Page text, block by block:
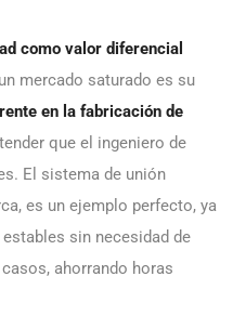
como valor diferencial
mercado saturado es su
en la fabricación de
que el ingeniero de
El sistema de unión
es un ejemplo perfecto, ya
sin necesidad de
ahorrando horas